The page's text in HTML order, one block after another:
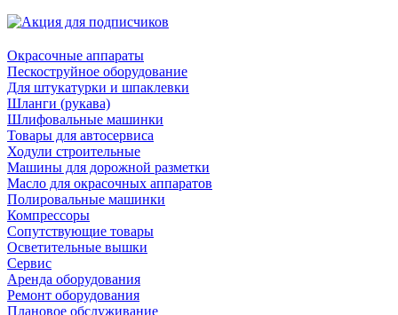
Окрасочные аппараты
Пескоструйное оборудование
Для штукатурки и шпаклевки
Шланги (рукава)
Шлифовальные машинки
Товары для автосервиса
Ходули строительные
Машины для дорожной разметки
Масло для окрасочных аппаратов
Полировальные машинки
Компрессоры
Сопутствующие товары
Осветительные вышки
Сервис
Аренда оборудования
Ремонт оборудования
Плановое обслуживание